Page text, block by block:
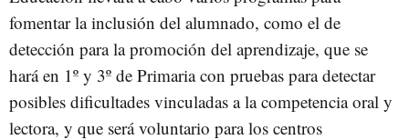
fomentar la inclusión del alumnado, como el de
detección para la promoción del aprendizaje, que se
hará en 1º y 3º de Primaria con pruebas para detectar
posibles dificultades vinculadas a la competencia oral y
lectora, y que será voluntario para los centros